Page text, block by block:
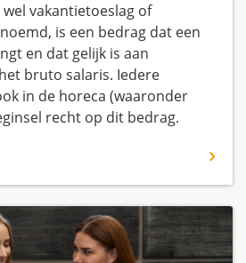
vakantietoeslag of
is een bedrag dat een
en dat gelijk is aan
bruto salaris. Iedere
in de horeca (waaronder
recht op dit bedrag.